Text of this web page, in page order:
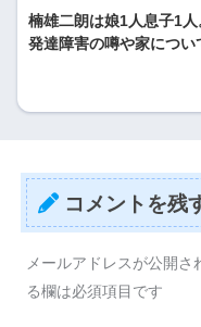
楠雄二朗は娘1人息子1人
発達障害の噂や家につい
コメントを残
メールアドレスが公開さ
る欄は必須項目です